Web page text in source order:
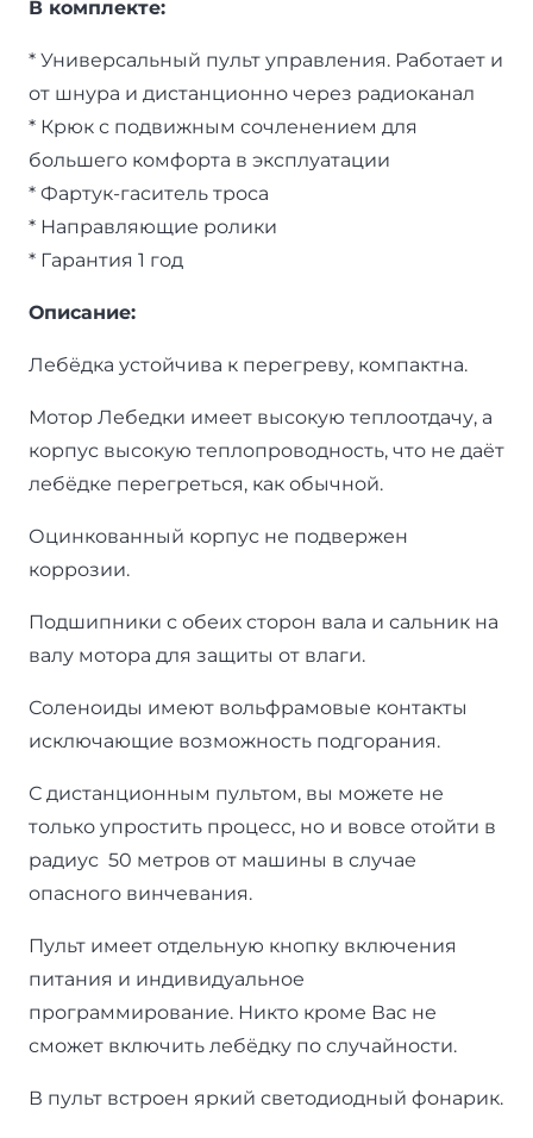
В комплекте:
* Универсальный пульт управления. Работает и
от шнура и дистанционно через радиоканал
* Крюк с подвижным сочленением для
большего комфорта в эксплуатации
* Фартук-гаситель троса
* Направляющие ролики
* Гарантия 1 год
Описание:
Лебёдка устойчива к перегреву, компактна.
Мотор Лебедки имеет высокую теплоотдачу, а
корпус высокую теплопроводность, что не даёт
лебёдке перегреться, как обычной.
Оцинкованный корпус не подвержен
коррозии.
Подшипники с обеих сторон вала и сальник на
валу мотора для защиты от влаги.
Соленоиды имеют вольфрамовые контакты
исключающие возможность подгорания.
С дистанционным пультом, вы можете не
только упростить процесс, но и вовсе отойти в
радиус 50 метров от машины в случае
опасного винчевания.
Пульт имеет отдельную кнопку включения
питания и индивидуальное
программирование. Никто кроме Вас не
сможет включить лебёдку по случайности.
В пульт встроен яркий светодиодный фонарик.